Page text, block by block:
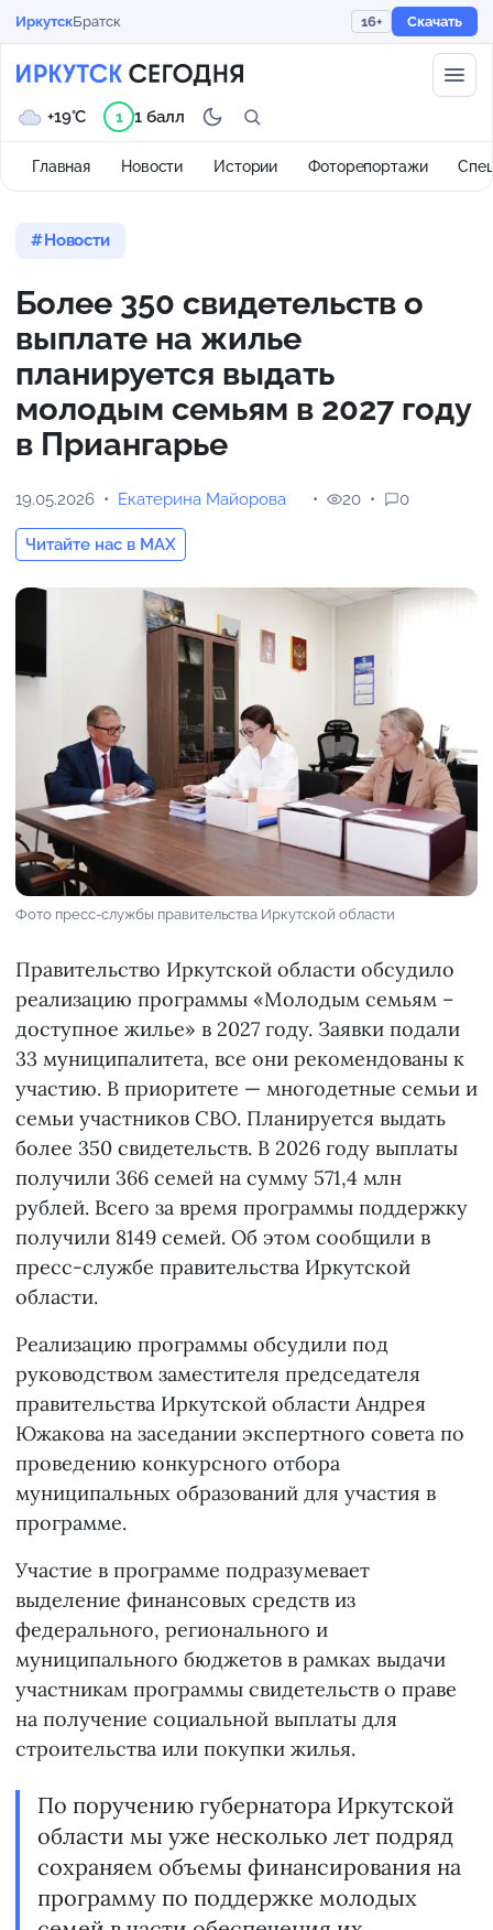
ИркутскБратск 16+ Скачать
Главная Новости Истории Фоторепортажи
+19°C 1 1 балл
Новости
Более 350 свидетельств о
выплате на жилье
планируется выдать
молодым семьям в 2027 году
в Приангарье
19.05.2026 Екатерина Майорова
Читайте нас в MAX
20 0
Фото пресс-службы правительства Иркутской области
Правительство Иркутской области обсудило
реализацию программы «Молодым семьям –
доступное жилье» в 2027 году. Заявки подали
33 муниципалитета, все они рекомендованы к
участию. В приоритете — многодетные семьи и
семьи участников СВО. Планируется выдать
более 350 свидетельств. В 2026 году выплаты
получили 366 семей на сумму 571,4 млн
рублей. Всего за время программы поддержку
получили 8149 семей. Об этом сообщили в
пресс-службе правительства Иркутской
области.
Реализацию программы обсудили под
руководством заместителя председателя
правительства Иркутской области Андрея
Южакова на заседании экспертного совета по
проведению конкурсного отбора
муниципальных образований для участия в
программе.
Участие в программе подразумевает
выделение финансовых средств из
федерального, регионального и
муниципального бюджетов в рамках выдачи
участникам программы свидетельств о праве
на получение социальной выплаты для
строительства или покупки жилья.
По поручению губернатора Иркутской
области мы уже несколько лет подряд
сохраняем объемы финансирования на
программу по поддержке молодых